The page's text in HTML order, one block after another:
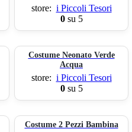
store: i Piccoli Tesori
0su 5
Costume Neonato Verde
Acqua
store: i Piccoli Tesori
0su 5
Costume 2 Pezzi Bambina